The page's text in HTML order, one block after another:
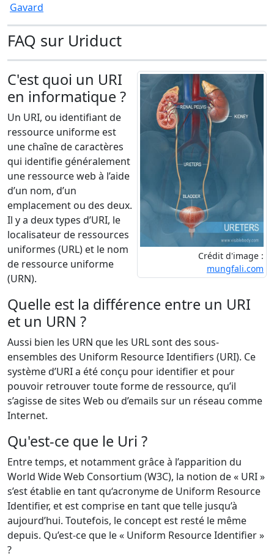
Gavard
FAQ sur Uriduct
Crédit d'image :
mungfali.com
C'est quoi un URI
en informatique ?
Un URI, ou identifiant de
ressource uniforme est
une chaîne de caractères
qui identifie généralement
une ressource web à l’aide
d’un nom, d’un
emplacement ou des deux.
Il y a deux types d’URI, le
localisateur de ressources
uniformes (URL) et le nom
de ressource uniforme
(URN).
Quelle est la différence entre un URI
et un URN ?
Aussi bien les URN que les URL sont des sous-
ensembles des Uniform Resource Identifiers (URI). Ce
système d’URI a été conçu pour identifier et pour
pouvoir retrouver toute forme de ressource, qu’il
s’agisse de sites Web ou d’emails sur un réseau comme
Internet.
Qu'est-ce que le Uri ?
Entre temps, et notamment grâce à l’apparition du
World Wide Web Consortium (W3C), la notion de « URI »
s’est établie en tant qu‘acronyme de Uniform Resource
Identifier, et est comprise en tant que telle jusqu’à
aujourd’hui. Toutefois, le concept est resté le même
depuis. Qu’est-ce que le « Uniform Resource Identifier »
?